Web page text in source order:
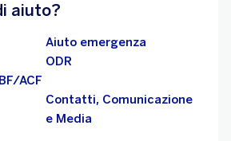
aiuto?
Aiuto emergenza
ACF
ODR
Contatti, Comunicazione
e Media